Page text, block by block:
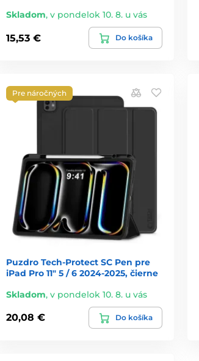
Skladom, v pondelok 10. 8. u vás
15,53 € Do košíka
Pre náročných
Puzdro Tech-Protect SC Pen pre
iPad Pro 11" 5 / 6 2024-2025, čierne
Skladom, v pondelok 10. 8. u vás
20,08 € Do košíka